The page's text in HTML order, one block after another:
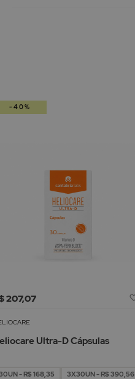
207,07
Ultra-D Cápsulas
- R$ 168,35 3X30UN - R$ 390,56
-40%